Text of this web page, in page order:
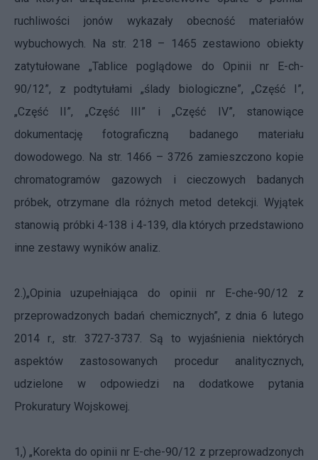
ruchliwości jonów wykazały obecność materiałów
wybuchowych. Na str. 218 – 1465 zestawiono obiekty
zatytułowane „Tablice poglądowe do Opinii nr E-ch-
90/12”, z podtytułami „ślady biologiczne”, „Część I”,
„Część II”, „Część III” i „Część IV”, stanowiące
dokumentację fotograficzną badanego materiału
dowodowego. Na str. 1466 – 3726 zamieszczono kopie
chromatogramów gazowych i cieczowych badanych
próbek, otrzymane dla różnych metod detekcji. Wyjątek
stanowią próbki 4-138 i 4-139, dla których przedstawiono
inne zestawy wyników analiz.
2.)„Opinia uzupełniająca do opinii nr E-che-90/12 z
przeprowadzonych badań chemicznych”, z dnia 6 lutego
2014 r., str. 3727-3737. Są to wyjaśnienia niektórych
aspektów zastosowanych procedur analitycznych,
udzielone w odpowiedzi na dodatkowe pytania
Prokuratury Wojskowej.
1,) „Korekta do opinii nr E-che-90/12 z przeprowadzonych